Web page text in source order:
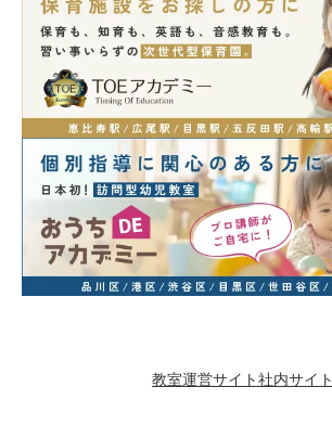
教室運営サイト社内サイト